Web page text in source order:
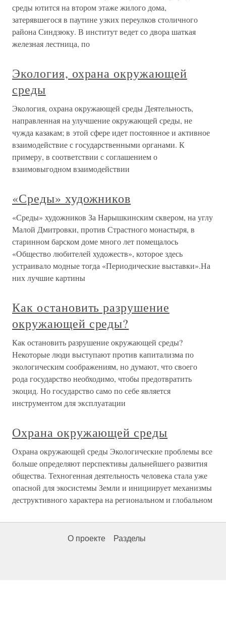
среды ютится на втором этаже жилого дома,
затерявшегося в паутине узких переулков столичного
района Синдзюку. В институт ведет со двора шаткая
железная лестница, по
Экология, охрана окружающей
среды
Экология, охрана окружающей среды Деятельность,
направленная на улучшение окружающей среды, не
чужда казакам; в этой сфере идет постоянное и активное
взаимодействие с государственными органами. К
примеру, в соответствии с соглашением о
взаимовыгодном взаимодействии
«Среды» художников
«Среды» художников За Нарышкинским сквером, на углу
Малой Дмитровки, против Страстного монастыря, в
старинном барском доме много лет помещалось
«Общество любителей художеств», которое здесь
устраивало модные тогда «Периодические выставки».На
них лучшие картины
Как остановить разрушение
окружающей среды?
Как остановить разрушение окружающей среды?
Некоторые люди выступают против капитализма по
экологическим соображениям, но думают, что своего
рода государство необходимо, чтобы предотвратить
экоцид. Но государство само по себе является
инструментом для эксплуатации
Охрана окружающей среды
Охрана окружающей среды Экологические проблемы все
больше определяют перспективы дальнейшего развития
общества. Техногенная деятельность человека стала уже
опасной для экосистемы Земли и инициирует механизмы
деструктивного характера на региональном и глобальном
О проекте Разделы